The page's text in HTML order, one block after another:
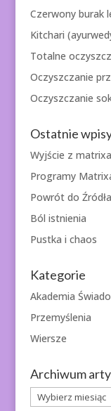
Czerwony burak
Kitchari
Totalne
Oczyszczanie
Oczyszczanie
Ostatnie
Wyjście z matrixa
Programy
Powrót do Źródła
Ból istnienia
Pustka i chaos
Kategorie
Akademia
Przemyślenia
Wiersze
Archiwum
Archiwum